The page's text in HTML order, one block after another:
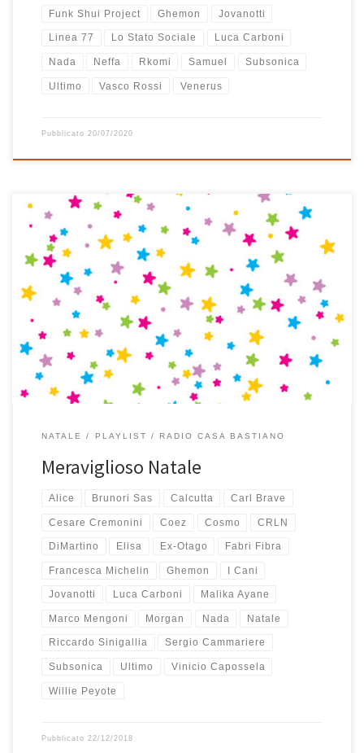
Funk Shui Project Ghemon Jovanotti
Linea 77 Lo Stato Sociale Luca Carboni
Nada Neffa Rkomi Samuel Subsonica
Ultimo Vasco Rossi Venerus
Pubblicato 20/07/2020
In tanti anni di playlist natalizie questa è la prima volta che ne
compongo una tutta di musica italiana. E’ nata così, un po’ per
caso, partendo da un brano al pianoforte di Sergio Cammariere
dal titolo Natale in campagna ed è proseguita senza questa
precisa idea in mente fino […]
NATALE PLAYLIST RADIO CASA BASTIANO
Meraviglioso Natale
Alice Brunori Sas Calcutta Carl Brave
Cesare Cremonini Coez Cosmo CRLN
DiMartino Elisa Ex-Otago Fabri Fibra
Francesca Michelin Ghemon I Cani
Jovanotti Luca Carboni Malika Ayane
Marco Mengoni Morgan Nada Natale
Riccardo Sinigallia Sergio Cammariere
Subsonica Ultimo Vinicio Capossela
Willie Peyote
Pubblicato 22/12/2018